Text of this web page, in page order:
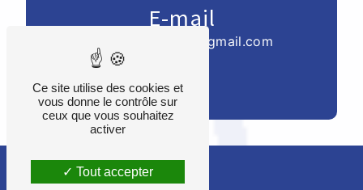
E-mail
mbelleflamme07@gmail.com
Recherches fréquentes
Ce site utilise des cookies et
vous donne le contrôle sur
ceux que vous souhaitez
activer
Tout accepter